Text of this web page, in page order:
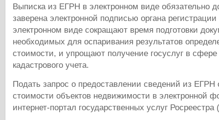
Выписка из ЕГРН в электронном виде обязательно
заверена электронной подписью органа
электронном виде сокращают время подготовки
необходимых для оспаривания результатов
стоимости, и упрощают получение госуслуг в сфере
кадастрового учета.
Подать запрос о предоставлении сведений из ЕГРН
стоимости объектов недвижимости в электронной
интернет-портал государственных услуг Росреестра (